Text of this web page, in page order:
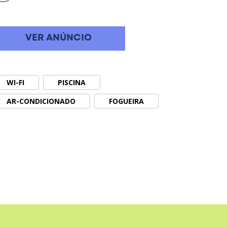
VER ANÚNCIO
WI-FI
PISCINA
AR-CONDICIONADO
FOGUEIRA